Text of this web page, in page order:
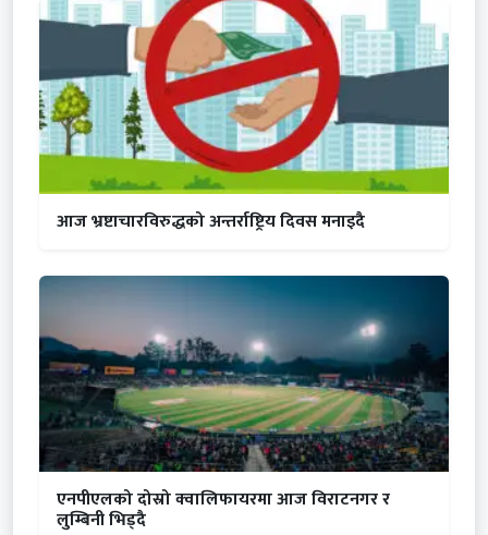
आज भ्रष्टाचारविरुद्धको अन्तर्राष्ट्रिय दिवस मनाइदै
एनपीएलको दोस्रो क्वालिफायरमा आज विराटनगर र
लुम्बिनी भिड्दै